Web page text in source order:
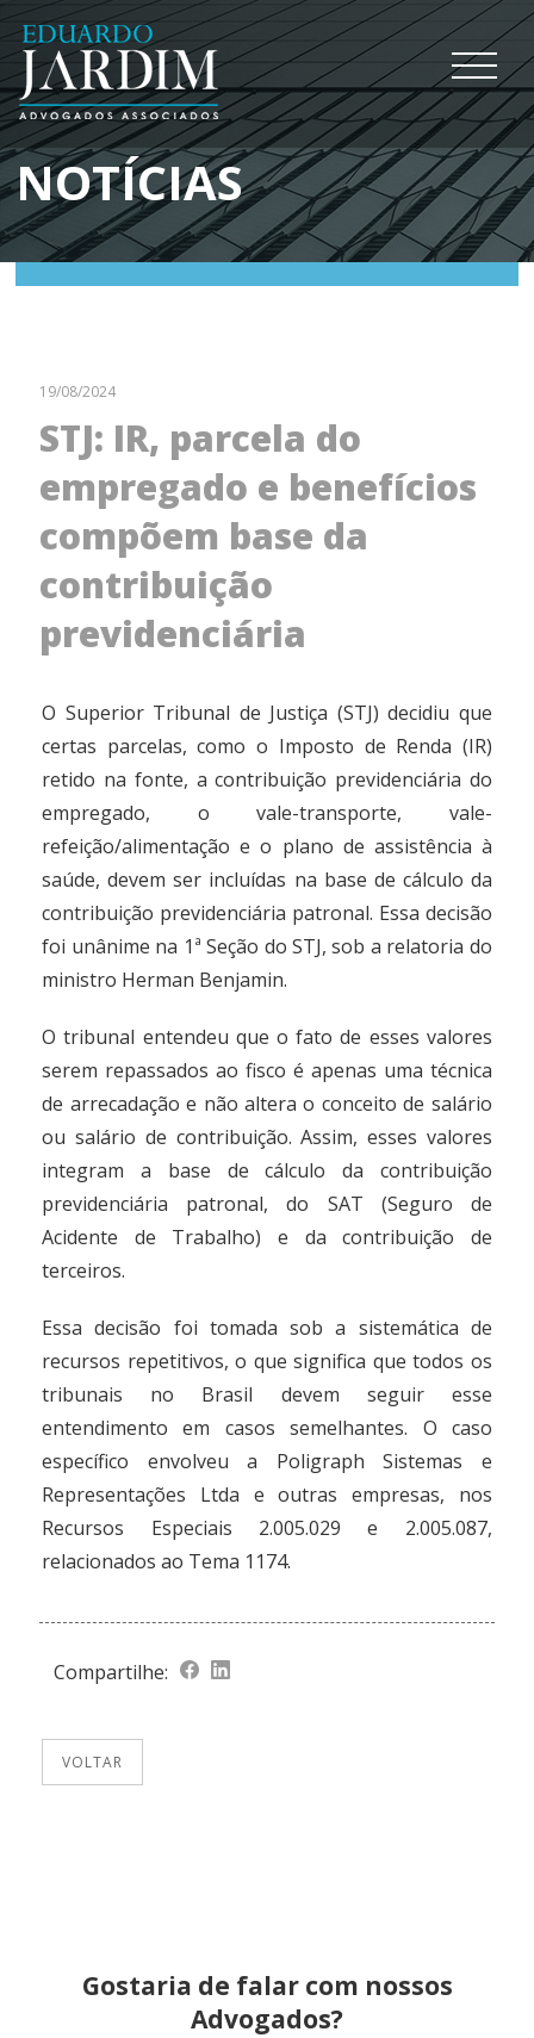
NOTÍCIAS
19/08/2024
STJ: IR, parcela do
empregado e benefícios
compõem base da
contribuição
previdenciária
O Superior Tribunal de Justiça (STJ) decidiu que
certas parcelas, como o Imposto de Renda (IR)
retido na fonte, a contribuição previdenciária do
empregado, o vale-transporte, vale-
refeição/alimentação e o plano de assistência à
saúde, devem ser incluídas na base de cálculo da
contribuição previdenciária patronal. Essa decisão
foi unânime na 1ª Seção do STJ, sob a relatoria do
ministro Herman Benjamin.
O tribunal entendeu que o fato de esses valores
serem repassados ao fisco é apenas uma técnica
de arrecadação e não altera o conceito de salário
ou salário de contribuição. Assim, esses valores
integram a base de cálculo da contribuição
previdenciária patronal, do SAT (Seguro de
Acidente de Trabalho) e da contribuição de
terceiros.
Essa decisão foi tomada sob a sistemática de
recursos repetitivos, o que significa que todos os
tribunais no Brasil devem seguir esse
entendimento em casos semelhantes. O caso
específico envolveu a Poligraph Sistemas e
Representações Ltda e outras empresas, nos
Recursos Especiais 2.005.029 e 2.005.087,
relacionados ao Tema 1174.
Compartilhe:
VOLTAR
Gostaria de falar com nossos
Advogados?